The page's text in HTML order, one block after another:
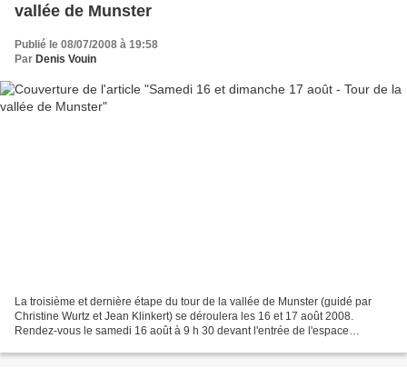
vallée de Munster
Publié le 08/07/2008 à 19:58
Par Denis Vouin
La troisième et dernière étape du tour de la vallée de Munster (guidé par
Christine Wurtz et Jean Klinkert) se déroulera les 16 et 17 août 2008.
Rendez-vous le samedi 16 août à 9 h 30 devant l'entrée de l'espace